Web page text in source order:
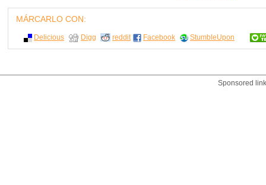
MÁRCARLO CON:
Delicious Digg reddit Facebook StumbleUpon
Sponsored